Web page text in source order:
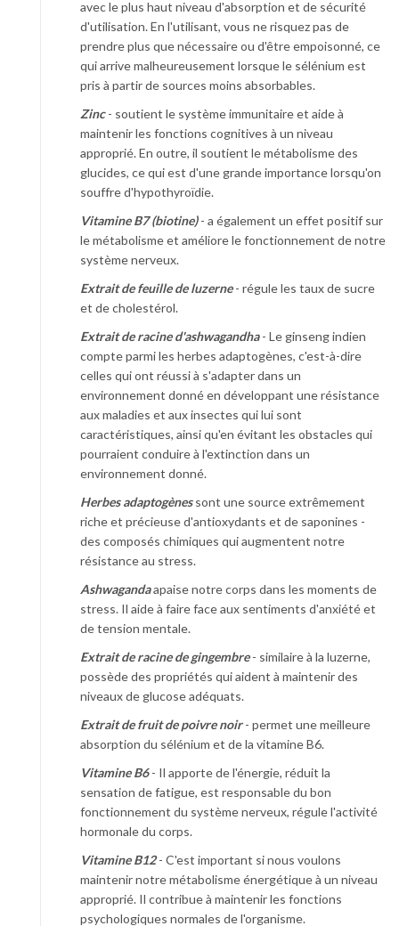
avec le plus haut niveau d'absorption et de sécurité
d'utilisation. En l'utilisant, vous ne risquez pas de
prendre plus que nécessaire ou d'être empoisonné, ce
qui arrive malheureusement lorsque le sélénium est
pris à partir de sources moins absorbables.
Zinc- soutient le système immunitaire et aide à
maintenir les fonctions cognitives à un niveau
approprié. En outre, il soutient le métabolisme des
glucides, ce qui est d'une grande importance lorsqu'on
souffre d'hypothyroïdie.
Vitamine B7 (biotine)- a également un effet positif sur
le métabolisme et améliore le fonctionnement de notre
système nerveux.
Extrait de feuille de luzerne- régule les taux de sucre
et de cholestérol.
Extrait de racine d'ashwagandha- Le ginseng indien
compte parmi les herbes adaptogènes, c'est-à-dire
celles qui ont réussi à s'adapter dans un
environnement donné en développant une résistance
aux maladies et aux insectes qui lui sont
caractéristiques, ainsi qu'en évitant les obstacles qui
pourraient conduire à l'extinction dans un
environnement donné.
Herbes adaptogènessont une source extrêmement
riche et précieuse d'antioxydants et de saponines -
des composés chimiques qui augmentent notre
résistance au stress.
Ashwagandaapaise notre corps dans les moments de
stress. Il aide à faire face aux sentiments d'anxiété et
de tension mentale.
Extrait de racine de gingembre- similaire à la luzerne,
possède des propriétés qui aident à maintenir des
niveaux de glucose adéquats.
Extrait de fruit de poivre noir- permet une meilleure
absorption du sélénium et de la vitamine B6.
Vitamine B6- Il apporte de l'énergie, réduit la
sensation de fatigue, est responsable du bon
fonctionnement du système nerveux, régule l'activité
hormonale du corps.
Vitamine B12- C'est important si nous voulons
maintenir notre métabolisme énergétique à un niveau
approprié. Il contribue à maintenir les fonctions
psychologiques normales de l'organisme.